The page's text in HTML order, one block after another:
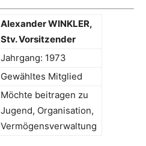
Alexander WINKLER,
Stv. Vorsitzender
Jahrgang: 1973
Gewähltes Mitglied
Möchte beitragen zu
Jugend, Organisation,
Vermögensverwaltung